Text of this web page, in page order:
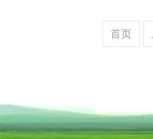
首页